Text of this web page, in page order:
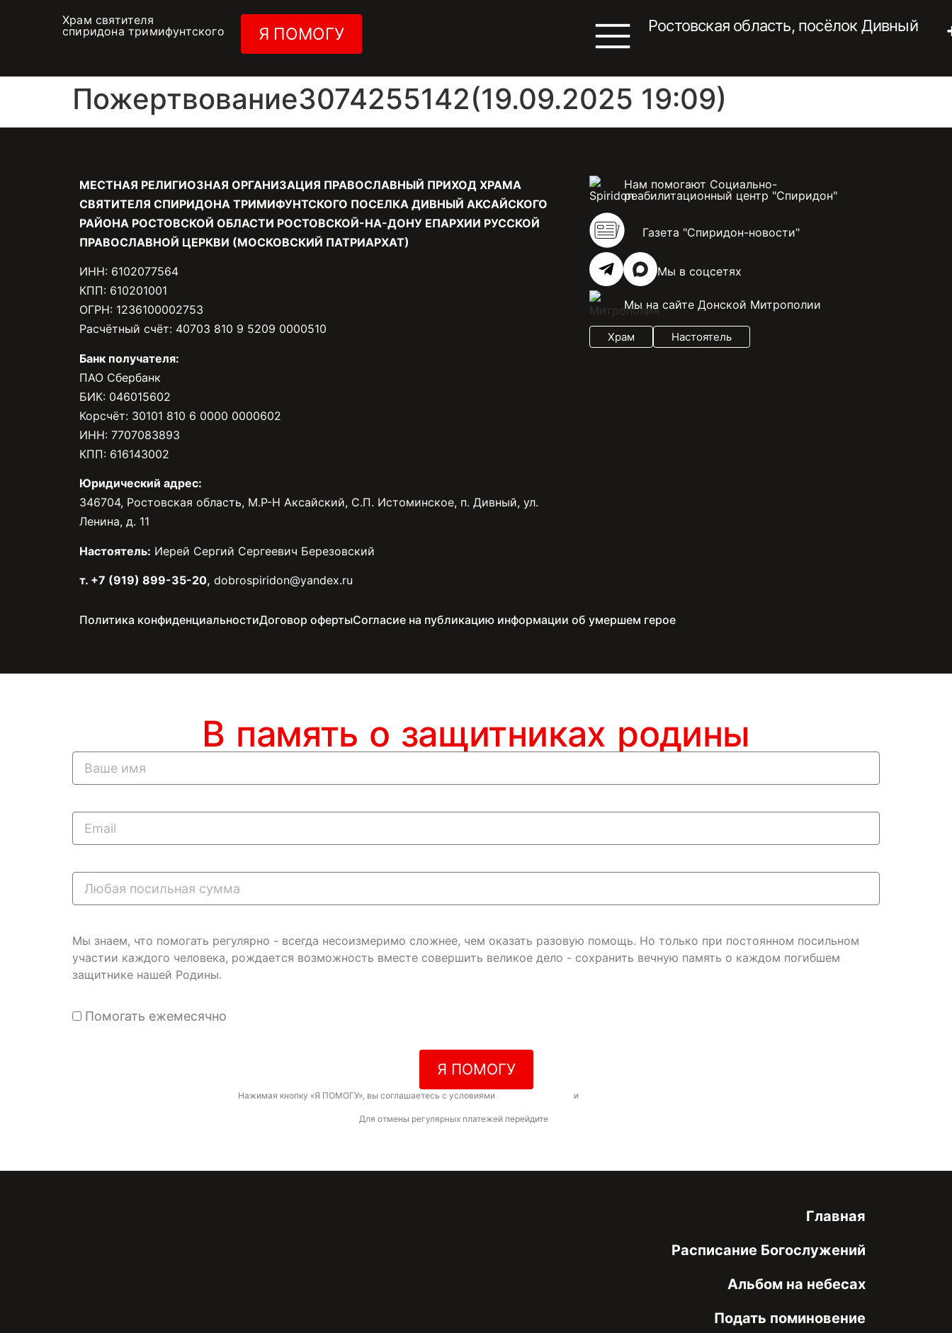
Храм святителя
спиридона тримифунтского
Я ПОМОГУ Ростовская область, посёлок Дивный
Пожертвование3074255142(19.09.2025 19:09)
МЕСТНАЯ РЕЛИГИОЗНАЯ ОРГАНИЗАЦИЯ ПРАВОСЛАВНЫЙ ПРИХОД ХРАМА
СВЯТИТЕЛЯ СПИРИДОНА ТРИМИФУНТСКОГО ПОСЕЛКА ДИВНЫЙ АКСАЙСКОГО
РАЙОНА РОСТОВСКОЙ ОБЛАСТИ РОСТОВСКОЙ-НА-ДОНУ ЕПАРХИИ РУССКОЙ
ПРАВОСЛАВНОЙ ЦЕРКВИ (МОСКОВСКИЙ ПАТРИАРХАТ)
ИНН: 6102077564
КПП: 610201001
ОГРН: 1236100002753
Расчётный счёт: 40703 810 9 5209 0000510
Банк получателя:
ПАО Сбербанк
БИК: 046015602
Корсчёт: 30101 810 6 0000 0000602
ИНН: 7707083893
КПП: 616143002
Юридический адрес:
346704, Ростовская область, М.Р-Н Аксайский, С.П. Истоминское, п. Дивный, ул.
Ленина, д. 11
Настоятель: Иерей Сергий Сергеевич Березовский
т. +7 (919) 899-35-20, dobrospiridon@yandex.ru
Нам помогают Социально-
реабилитационный центр "Спиридон"
Газета "Спиридон-новости"
Мы в соцсетях
Мы на сайте Донской Митрополии
Храм Настоятель
Политика конфиденциальностиДоговор офертыСогласие на публикацию информации об умершем герое
В память о защитниках родины
Мы знаем, что помогать регулярно - всегда несоизмеримо сложнее, чем оказать разовую помощь. Но только при постоянном посильном
участии каждого человека, рождается возможность вместе совершить великое дело - сохранить вечную память о каждом погибшем
защитнике нашей Родины.
Помогать ежемесячно
Я ПОМОГУ
Нажимая кнопку «Я ПОМОГУ», вы соглашаетесь с условиями и
Для отмены регулярных платежей перейдите
Главная
Расписание Богослужений
Альбом на небесах
Подать поминовение